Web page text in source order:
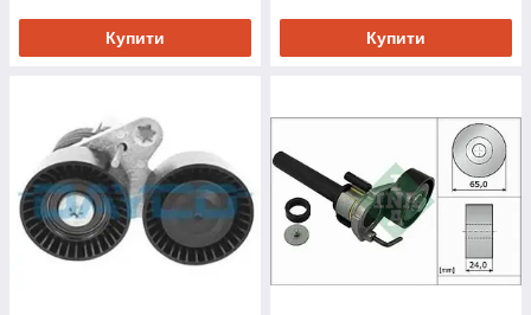
Купити Купити